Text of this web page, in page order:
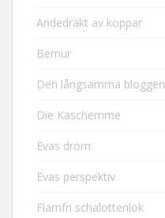
Andedräkt av koppar
Bernur
Den långsamma bloggen
Die Kaschemme
Evas dröm
Evas perspektiv
Flarnfri schalottenlök